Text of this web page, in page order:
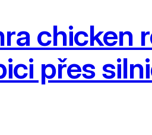
chicken
přes